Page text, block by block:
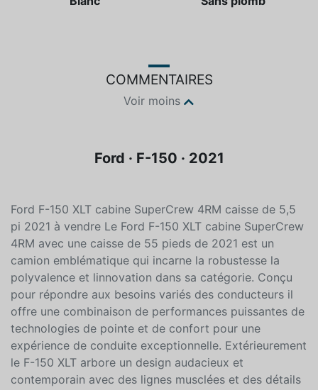
Ford F-150 XLT cabine SuperCrew 4RM caisse de 5,5
pi 2021 à vendre Le Ford F-150 XLT cabine SuperCrew
4RM avec une caisse de 55 pieds de 2021 est un
camion emblématique qui incarne la robustesse la
polyvalence et linnovation dans sa catégorie. Conçu
pour répondre aux besoins variés des conducteurs il
offre une combinaison de performances puissantes de
technologies de pointe et de confort pour une
expérience de conduite exceptionnelle. Extérieurement